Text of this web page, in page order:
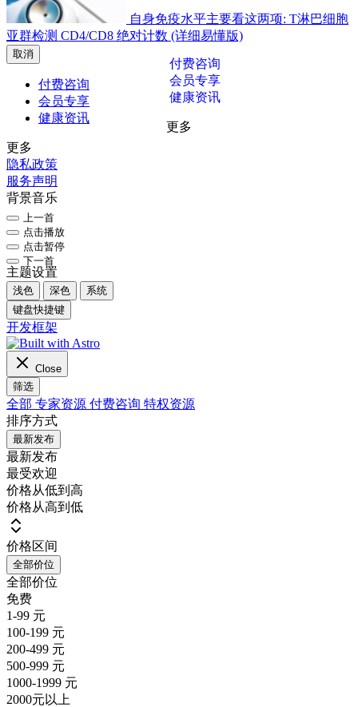
自身免疫水平主要看这两项: T淋巴细胞
亚群检测 CD4/CD8 绝对计数 (详细易懂版)
取消
付费咨询
付费咨询
会员专享
会员专享
健康资讯
健康资讯
更多
更多
隐私政策
服务声明
背景音乐
上一首
点击播放
点击暂停
下一首
主题设置
浅色 深色
系统
键盘快捷键
开发框架
Close
筛选
全部 专家资源 付费咨询 特权资源
排序方式
最新发布
最新发布
最受欢迎
价格从低到高
价格从高到低
价格区间
全部价位
全部价位
免费
1-99 元
100-199 元
200-499 元
500-999 元
1000-1999 元
2000元以上